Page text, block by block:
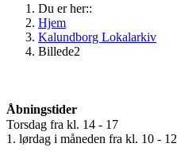
Du er her::
Hjem
Kalundborg Lokalarkiv
Billede2
Åbningstider
Torsdag fra kl. 14 - 17
1. lørdag i måneden fra kl. 10 - 12